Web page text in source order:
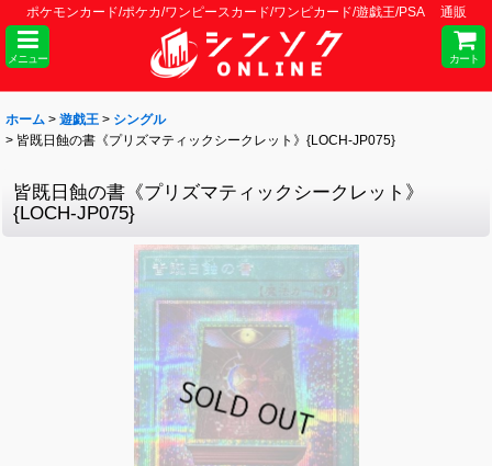
ポケモンカード/ポケカ/ワンピースカード/ワンピカード/遊戯王/PSA 通販
メニュー カート
ホーム > 遊戯王 > シングル
> 皆既日蝕の書《プリズマティックシークレット》{LOCH-JP075}
皆既日蝕の書《プリズマティックシークレット》
{LOCH-JP075}